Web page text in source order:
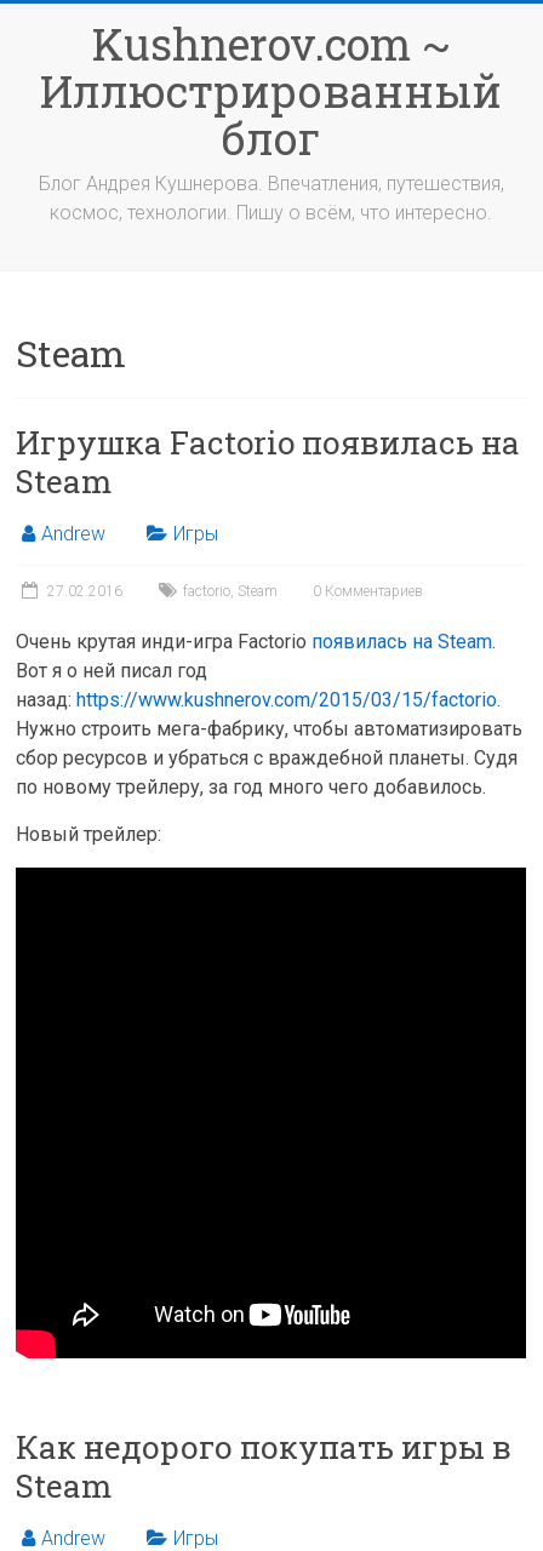
содержимомуKushnerov.com ~
Иллюстрированный
блог
Блог Андрея Кушнерова. Впечатления, путешествия,
космос, технологии. Пишу о всём, что интересно.
Steam
Игрушка Factorio появилась на
Steam
Andrew Игры
27.02.2016 factorio, Steam 0 Комментариев
Очень крутая инди-игра Factorio появилась на Steam.
Вот я о ней писал год
назад:https://www.kushnerov.com/2015/03/15/factorio.
Нужно строить мега-фабрику, чтобы автоматизировать
сбор ресурсов и убраться с враждебной планеты. Судя
по новому трейлеру, за год много чего добавилось.
Новый трейлер:
Как недорого покупать игры в
Steam
Andrew Игры